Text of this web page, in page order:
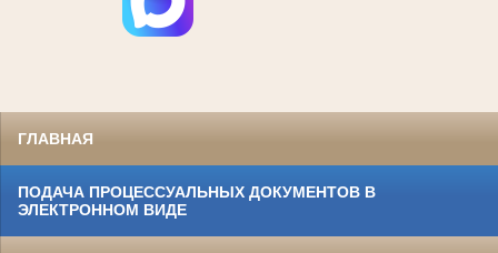
ГЛАВНАЯ
ПОДАЧА ПРОЦЕССУАЛЬНЫХ ДОКУМЕНТОВ В
ЭЛЕКТРОННОМ ВИДЕ